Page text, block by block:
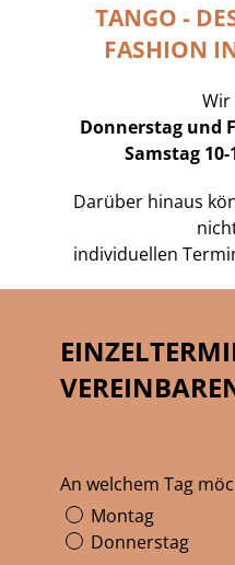
TANGO -
FASHION
Wir
Donnerstag und
Samstag
Darüber hinaus
individuellen
An welchem Tag
Montag
Donnerstag